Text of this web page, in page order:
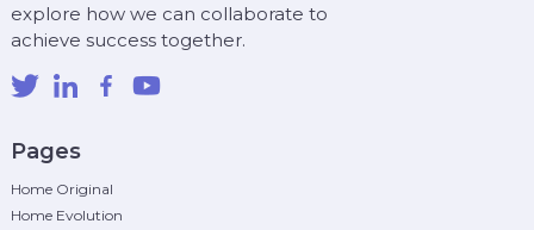
explore how we can collaborate to
achieve success together.
Pages
Home Original
Home Evolution